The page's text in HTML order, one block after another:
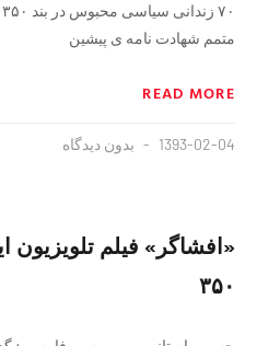
متمم شهادت نامه ی پیشین
READ MORE
1393-02-04 بدون دیدگاه
«افشاگر» فیلم تلویزیون
۳۵۰